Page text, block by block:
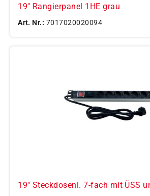
19" Rangierpanel 1HE grau
Art. Nr.: 7017020020094
19" Steckdosenl. 7-fach mit ÜSS